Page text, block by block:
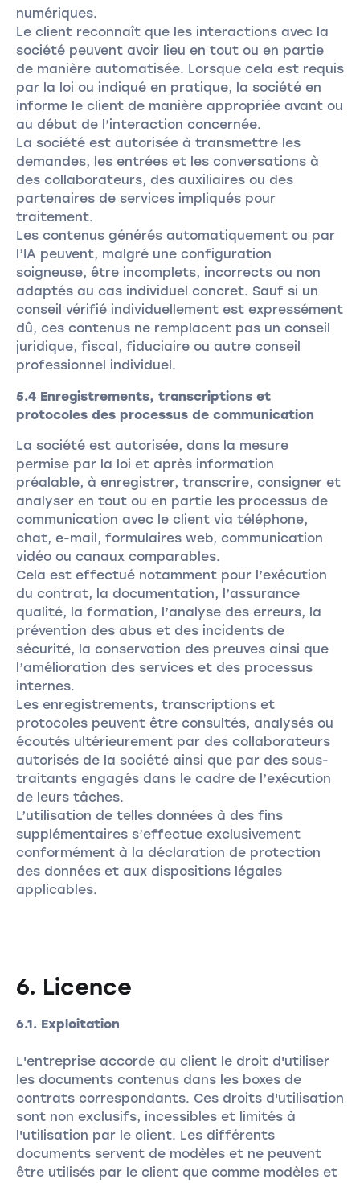
numériques.
Le client reconnaît que les interactions avec la
société peuvent avoir lieu en tout ou en partie
de manière automatisée. Lorsque cela est requis
par la loi ou indiqué en pratique, la société en
informe le client de manière appropriée avant ou
au début de l’interaction concernée.
La société est autorisée à transmettre les
demandes, les entrées et les conversations à
des collaborateurs, des auxiliaires ou des
partenaires de services impliqués pour
traitement.
Les contenus générés automatiquement ou par
l’IA peuvent, malgré une configuration
soigneuse, être incomplets, incorrects ou non
adaptés au cas individuel concret. Sauf si un
conseil vérifié individuellement est expressément
dû, ces contenus ne remplacent pas un conseil
juridique, fiscal, fiduciaire ou autre conseil
professionnel individuel.
5.4 Enregistrements, transcriptions et
protocoles des processus de communication
La société est autorisée, dans la mesure
permise par la loi et après information
préalable, à enregistrer, transcrire, consigner et
analyser en tout ou en partie les processus de
communication avec le client via téléphone,
chat, e-mail, formulaires web, communication
vidéo ou canaux comparables.
Cela est effectué notamment pour l’exécution
du contrat, la documentation, l’assurance
qualité, la formation, l’analyse des erreurs, la
prévention des abus et des incidents de
sécurité, la conservation des preuves ainsi que
l’amélioration des services et des processus
internes.
Les enregistrements, transcriptions et
protocoles peuvent être consultés, analysés ou
écoutés ultérieurement par des collaborateurs
autorisés de la société ainsi que par des sous-
traitants engagés dans le cadre de l’exécution
de leurs tâches.
L’utilisation de telles données à des fins
supplémentaires s’effectue exclusivement
conformément à la déclaration de protection
des données et aux dispositions légales
applicables.
6. Licence
6.1. Exploitation
L'entreprise accorde au client le droit d'utiliser
les documents contenus dans les boxes de
contrats correspondants. Ces droits d'utilisation
sont non exclusifs, incessibles et limités à
l'utilisation par le client. Les différents
documents servent de modèles et ne peuvent
être utilisés par le client que comme modèles et